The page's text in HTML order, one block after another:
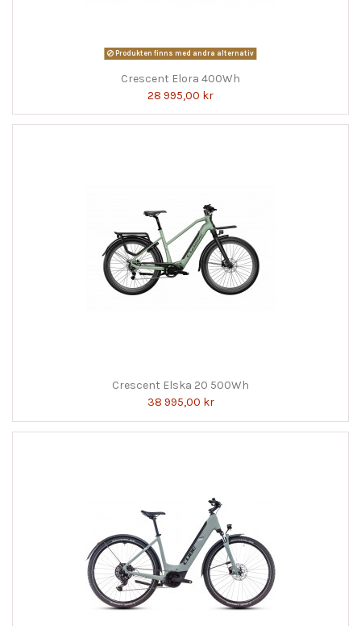
Produkten finns med andra alternativ
Crescent Elora 400Wh
28 995,00 kr
Crescent Elska 20 500Wh
38 995,00 kr